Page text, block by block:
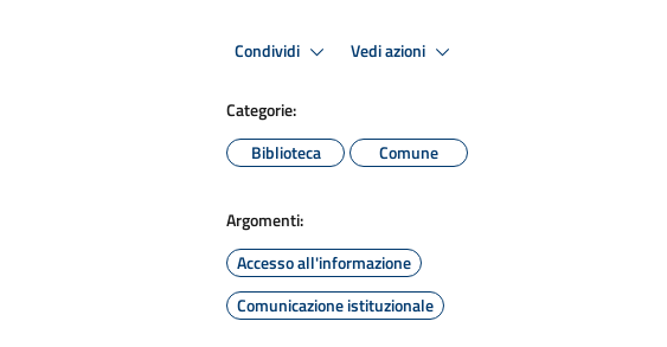
Condividi Vedi azioni
Categorie:
Biblioteca
Comune
Argomenti:
Accesso all'informazione
Comunicazione istituzionale